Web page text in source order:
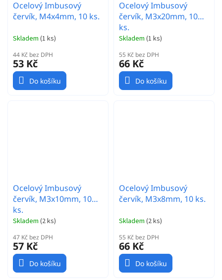
Ocelový Imbusový
červík, M4x4mm, 10 ks.
Skladem (1 ks)
44 Kč bez DPH
53 Kč
Do košíku
Ocelový Imbusový
červík, M3x20mm, 10
ks.
Skladem (1 ks)
55 Kč bez DPH
66 Kč
Do košíku
Ocelový Imbusový
červík, M3x10mm, 10
ks.
Skladem (2 ks)
47 Kč bez DPH
57 Kč
Do košíku
Ocelový Imbusový
červík, M3x8mm, 10 ks.
Skladem (2 ks)
55 Kč bez DPH
66 Kč
Do košíku